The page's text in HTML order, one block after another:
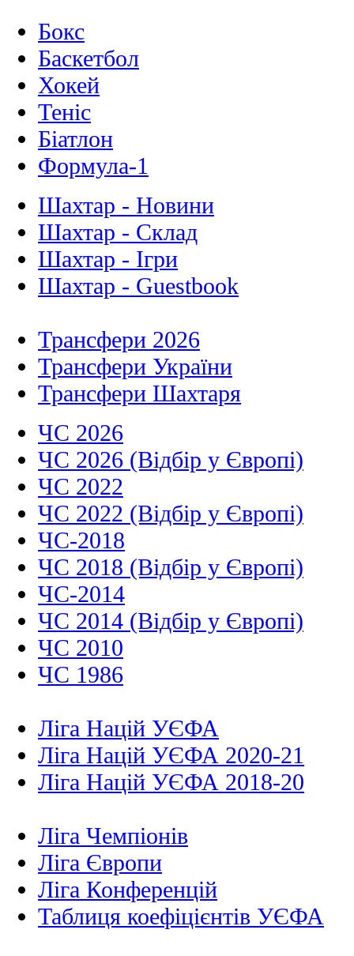
Бокс
Баскетбол
Хокей
Теніс
Біатлон
Формула-1
Шахтар - Новини
Шахтар - Склад
Шахтар - Ігри
Шахтар - Guestbook
Трансфери 2026
Трансфери України
Трансфери Шахтаря
ЧС 2026
ЧС 2026 (Відбір у Європі)
ЧС 2022
ЧС 2022 (Відбір у Європі)
ЧС-2018
ЧС 2018 (Відбір у Європі)
ЧС-2014
ЧС 2014 (Відбір у Європі)
ЧС 2010
ЧС 1986
Ліга Націй УЄФА
Ліга Націй УЄФА 2020-21
Ліга Націй УЄФА 2018-20
Ліга Чемпіонів
Ліга Європи
Ліга Конференцій
Таблиця коефіцієнтів УЄФА